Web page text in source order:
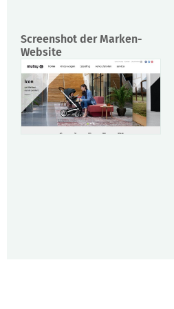
Screenshot der Marken-
Website